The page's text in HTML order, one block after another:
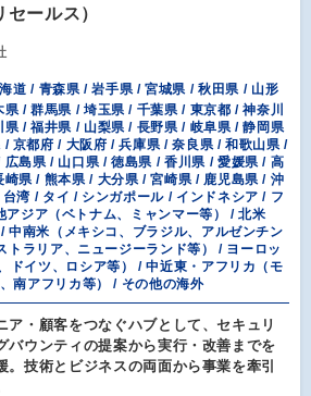
ールス）
道 / 青森県 / 岩手県 / 宮城県 / 秋田県 / 山形
/ 群馬県 / 埼玉県 / 千葉県 / 東京都 / 神奈川
/ 福井県 / 山梨県 / 長野県 / 岐阜県 / 静岡県
京都府 / 大阪府 / 兵庫県 / 奈良県 / 和歌山県 /
島県 / 山口県 / 徳島県 / 香川県 / 愛媛県 / 高
県 / 熊本県 / 大分県 / 宮崎県 / 鹿児島県 / 沖
湾 / タイ / シンガポール / インドネシア / フ
アジア（ベトナム、ミャンマー等） / 北米
中南米（メキシコ、ブラジル、アルゼンチン
トラリア、ニュージーランド等） / ヨーロッ
ドイツ、ロシア等） / 中近東・アフリカ（モ
南アフリカ等） / その他の海外
ア・顧客をつなぐハブとして、セキュリ
バウンティの提案から実行・改善までを
。技術とビジネスの両面から事業を牽引